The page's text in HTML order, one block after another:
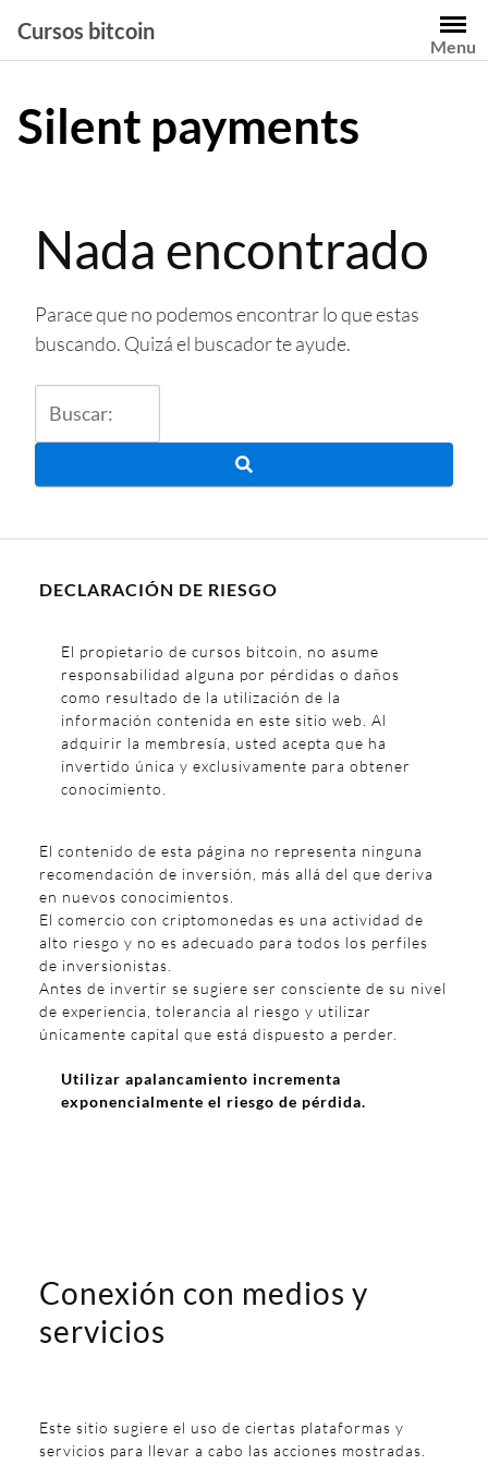
contenido
Cursos bitcoin
Menu
Silent payments
Nada encontrado
Parace que no podemos encontrar lo que estas
buscando. Quizá el buscador te ayude.
DECLARACIÓN DE RIESGO
El propietario de cursos bitcoin, no asume
responsabilidad alguna por pérdidas o daños
como resultado de la utilización de la
información contenida en este sitio web. Al
adquirir la membresía, usted acepta que ha
invertido única y exclusivamente para obtener
conocimiento.
El contenido de esta página no representa ninguna
recomendación de inversión, más allá del que deriva
en nuevos conocimientos.
El comercio con criptomonedas es una actividad de
alto riesgo y no es adecuado para todos los perfiles
de inversionistas.
Antes de invertir se sugiere ser consciente de su nivel
de experiencia, tolerancia al riesgo y utilizar
únicamente capital que está dispuesto a perder.
Utilizar apalancamiento incrementa
exponencialmente el riesgo de pérdida.
Conexión con medios y
servicios
Este sitio sugiere el uso de ciertas plataformas y
servicios para llevar a cabo las acciones mostradas.